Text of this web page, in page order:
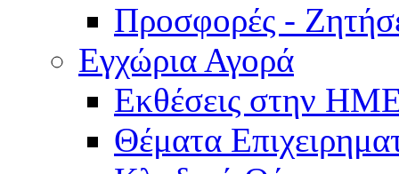
Προσφορές -
Εγχώρια Αγορά
Εκθέσεις στην
Θέματα